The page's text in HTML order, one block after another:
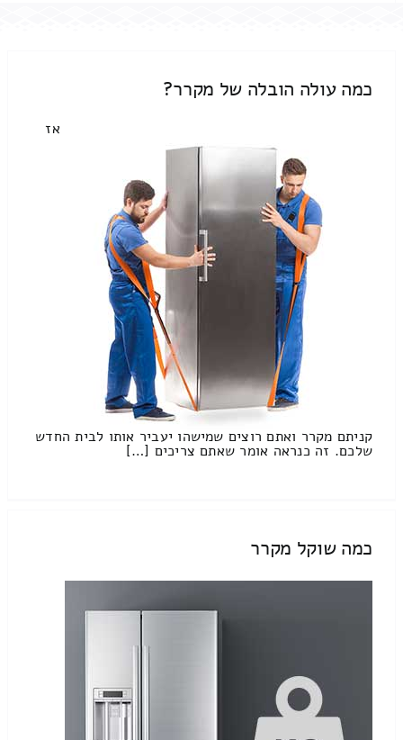
כמה עולה הובלה של מקרר?
אז
קניתם מקרר ואתם רוצים שמישהו יעביר אותו לבית החדש
שלכם. זה כנראה אומר שאתם צריכים […]
כמה שוקל מקרר